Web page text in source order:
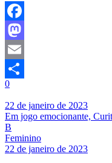
Facebook
Mastodon
Email
Share
0
22 de janeiro de 2023
Em jogo emocionante,
B
Feminino
22 de janeiro de 2023